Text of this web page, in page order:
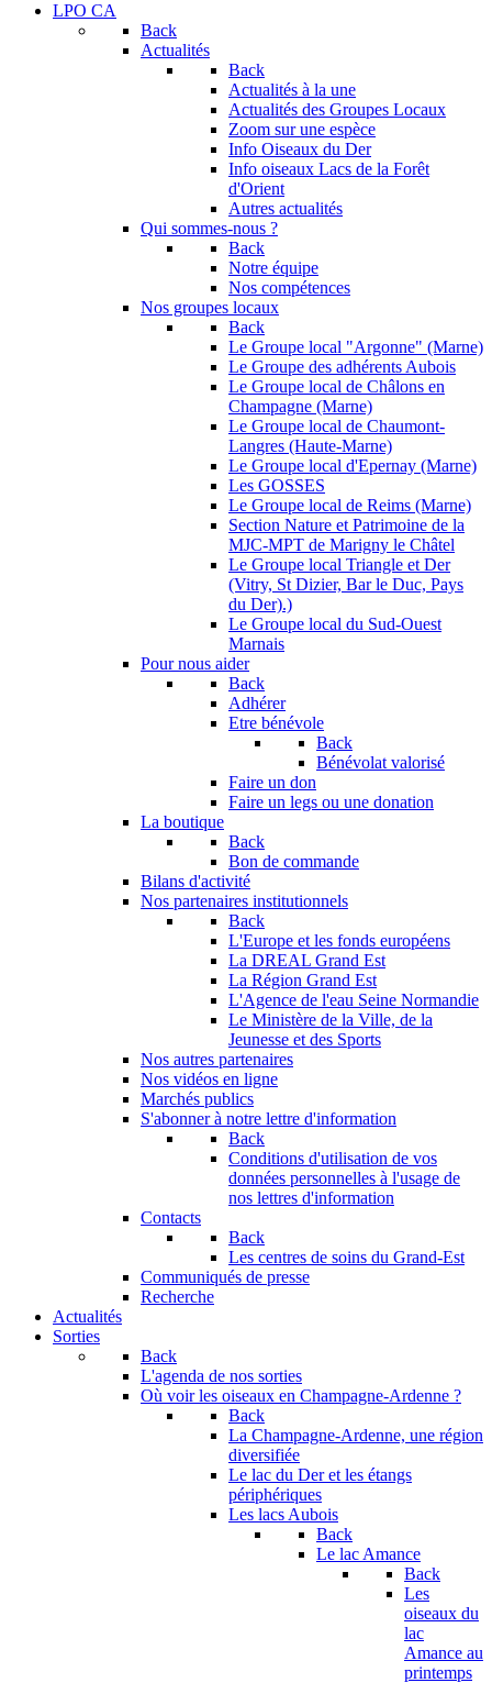
LPO CA
Back
Actualités
Back
Actualités à la une
Actualités des Groupes Locaux
Zoom sur une espèce
Info Oiseaux du Der
Info oiseaux Lacs de la Forêt
d'Orient
Autres actualités
Qui sommes-nous ?
Back
Notre équipe
Nos compétences
Nos groupes locaux
Back
Le Groupe local "Argonne" (Marne)
Le Groupe des adhérents Aubois
Le Groupe local de Châlons en
Champagne (Marne)
Le Groupe local de Chaumont-
Langres (Haute-Marne)
Le Groupe local d'Epernay (Marne)
Les GOSSES
Le Groupe local de Reims (Marne)
Section Nature et Patrimoine de la
MJC-MPT de Marigny le Châtel
Le Groupe local Triangle et Der
(Vitry, St Dizier, Bar le Duc, Pays
du Der).)
Le Groupe local du Sud-Ouest
Marnais
Pour nous aider
Back
Adhérer
Etre bénévole
Back
Bénévolat valorisé
Faire un don
Faire un legs ou une donation
La boutique
Back
Bon de commande
Bilans d'activité
Nos partenaires institutionnels
Back
L'Europe et les fonds européens
La DREAL Grand Est
La Région Grand Est
L'Agence de l'eau Seine Normandie
Le Ministère de la Ville, de la
Jeunesse et des Sports
Nos autres partenaires
Nos vidéos en ligne
Marchés publics
S'abonner à notre lettre d'information
Back
Conditions d'utilisation de vos
données personnelles à l'usage de
nos lettres d'information
Contacts
Back
Les centres de soins du Grand-Est
Communiqués de presse
Recherche
Actualités
Sorties
Back
L'agenda de nos sorties
Où voir les oiseaux en Champagne-Ardenne ?
Back
La Champagne-Ardenne, une région
diversifiée
Le lac du Der et les étangs
périphériques
Les lacs Aubois
Back
Le lac Amance
Back
Les
oiseaux du
lac
Amance au
printemps